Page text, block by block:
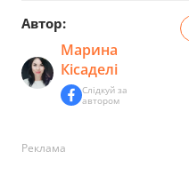
Автор:
Марина
Кісаделі
Слідкуй за
автором
Реклама